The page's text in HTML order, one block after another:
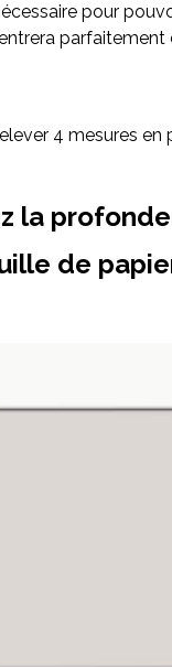
pour
parfaitement
4 mesures en
la
de